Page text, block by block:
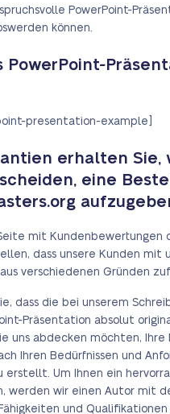
PowerPoint-
können.
PowerPoint-
presentation-example]
erhalten Sie,
eine
mit Kundenbewertungen
dass unsere Kunden mit
verschiedenen Gründen
dass die bei unserem
Präsentation absolut
uns abdecken möchten, Ihre
Ihren Bedürfnissen und
erstellt. Um Ihnen ein
werden wir einen Autor mit
und Qualifikationen